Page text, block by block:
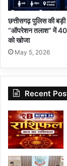
छत्तीसगढ़ पुलिस की
“ऑपरेशन तलाश” में
को खोजा
May 5, 2026
Recent